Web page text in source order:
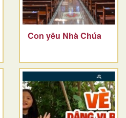
Con yêu Nhà Chúa